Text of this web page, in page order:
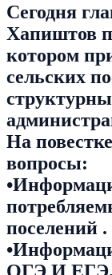
Сегодня
Хапиштов
котором
сельских
На
вопросы:
поселений .